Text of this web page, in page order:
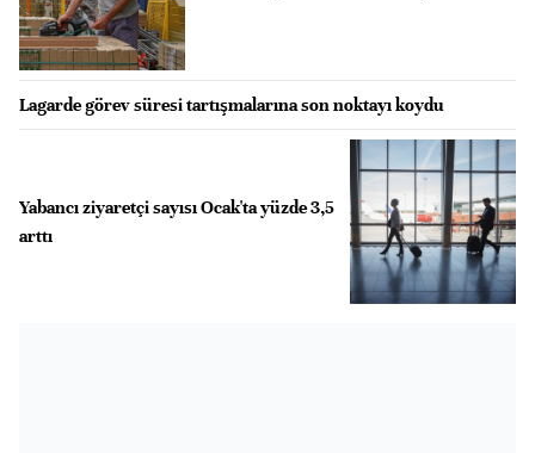
Lagarde görev süresi tartışmalarına son noktayı koydu
Yabancı ziyaretçi sayısı Ocak'ta yüzde 3,5
arttı